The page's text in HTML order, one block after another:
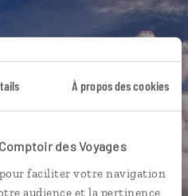
À propos des cookies
des Voyages
faciliter votre navigation
audience et la pertinence
mobile
le jour
géolocalisées